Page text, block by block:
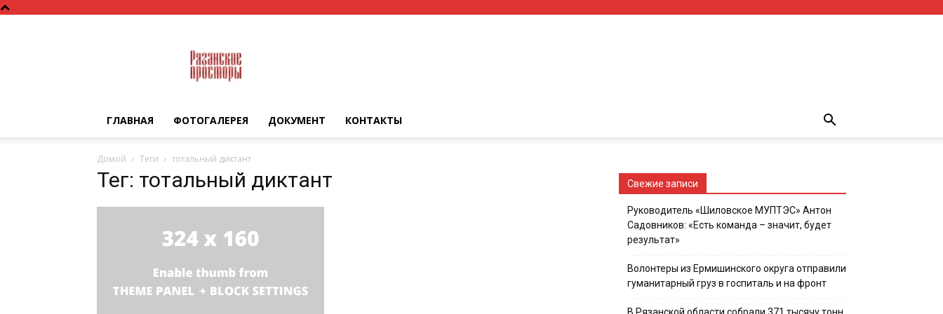
просторы
ГЛАВНАЯ ФОТОГАЛЕРЕЯ ДОКУМЕНТ КОНТАКТЫ
Домой Теги тотальный диктант
Тег: тотальный диктант Свежие записи
Руководитель «Шиловское МУПТЭС» Антон
Садовников: «Есть команда – значит, будет
результат»
Волонтеры из Ермишинского округа отправили
гуманитарный груз в госпиталь и на фронт